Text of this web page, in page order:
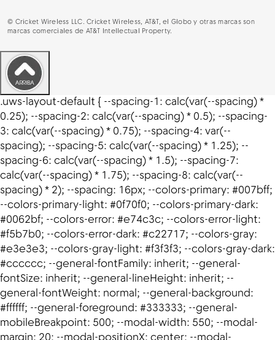
© Cricket Wireless LLC. Cricket Wireless, AT&T, el Globo y otras marcas son
marcas comerciales de AT&T Intellectual Property.